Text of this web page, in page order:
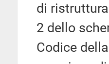
di
2 dello
Codice